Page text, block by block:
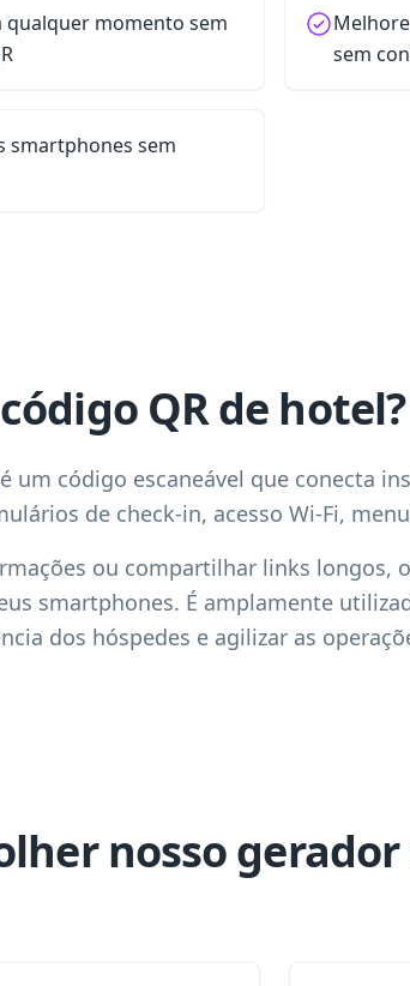
qualquer momento sem
sem
smartphones sem
QR de hotel?
um código escaneável que conecta
de check-in, acesso Wi-Fi,
ou compartilhar links longos,
smartphones. É amplamente
dos hóspedes e agilizar as
nosso